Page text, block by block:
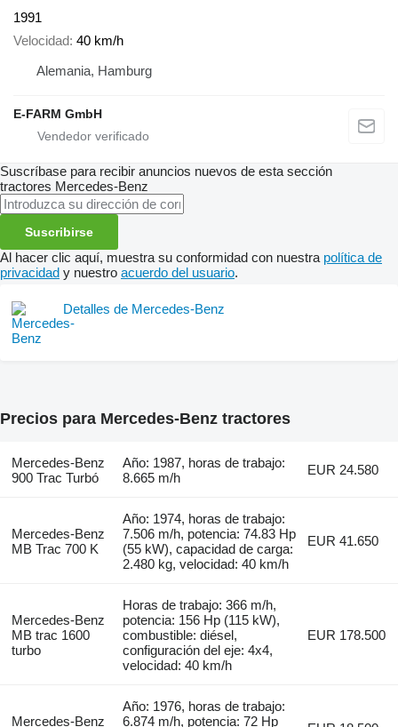
1991
Velocidad 40 km/h
Alemania, Hamburg
E-FARM GmbH
Suscríbase para recibir anuncios nuevos de esta sección
tractores Mercedes-Benz
Suscribirse
Al hacer clic aquí, muestra su conformidad con nuestra política de
privacidad y nuestro acuerdo del usuario.
Detalles de Mercedes-Benz
Precios para Mercedes-Benz tractores
Mercedes-Benz
900 Trac Turbó
Año: 1987, horas de trabajo:
8.665 m/h
EUR 24.580
Mercedes-Benz
MB Trac 700 K
Año: 1974, horas de trabajo:
7.506 m/h, potencia: 74.83 Hp
(55 kW), capacidad de carga:
2.480 kg, velocidad: 40 km/h
EUR 41.650
Mercedes-Benz
MB trac 1600
turbo
Horas de trabajo: 366 m/h,
potencia: 156 Hp (115 kW),
combustible: diésel,
configuración del eje: 4x4,
velocidad: 40 km/h
EUR 178.500
Mercedes-Benz
Año: 1976, horas de trabajo:
6.874 m/h, potencia: 72 Hp